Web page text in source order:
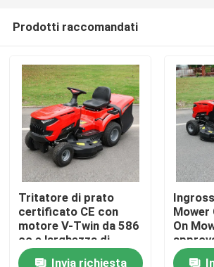
Casa.
Prodotti
Video
Prodotti raccomandati
Tritatore di prato
certificato CE con
motore V-Twin da 586
cc e larghezza di
taglio di 40,2 pollici
Invia richiesta
Mower
On
420cc